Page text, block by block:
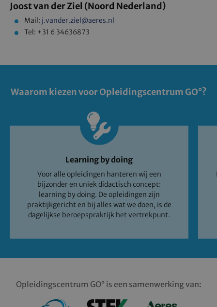
Joost van der Ziel (Noord Nederland)
Mail: j.vander.ziel@aeres.nl
Tel: +31 6 34636873
Waarom kiezen voor Opleidingscentrum GO°?
Learning by doing
Voor alle opleidingen hanteren wij een
bijzonder en uniek didactisch concept:
learning by doing. De opleidingen zijn
praktijkgericht en bij alles wat we doen, is de
dagelijkse beroepspraktijk het vertrekpunt.
Opleidingscentrum GO° is een samenwerking van: